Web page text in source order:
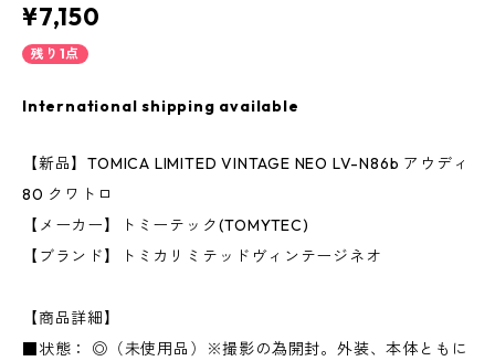
¥7,150
残り1点
International shipping available
【新品】TOMICA LIMITED VINTAGE NEO LV-N86b アウディ
80 クワトロ
【メーカー】トミーテック(TOMYTEC)
【ブランド】トミカリミテッドヴィンテージネオ
【商品詳細】
■状態： ◎（未使用品）※撮影の為開封。外装、本体ともに